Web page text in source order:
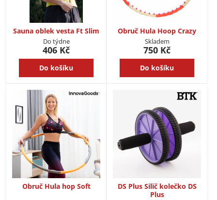
Sauna oblek vesta Ft Slim
Do týdne
406 Kč
Do košíku
Obruč Hula Hoop Crazy
Skladem
750 Kč
Do košíku
Obruč Hula hop Soft
DS Plus Silič kolečko DS
Plus